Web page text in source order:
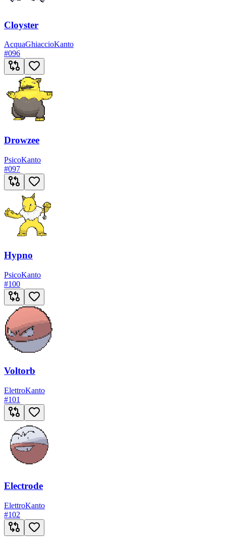
Cloyster
AcquaGhiaccioKanto
#096
Drowzee
PsicoKanto
#097
Hypno
PsicoKanto
#100
Voltorb
ElettroKanto
#101
Electrode
ElettroKanto
#102